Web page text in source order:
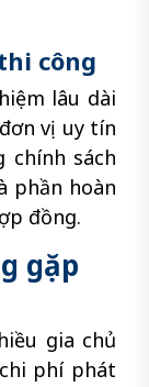
công
lâu dài
vị uy tín
chính sách
phần hoàn
đồng.
gặp
gia chủ
phí phát